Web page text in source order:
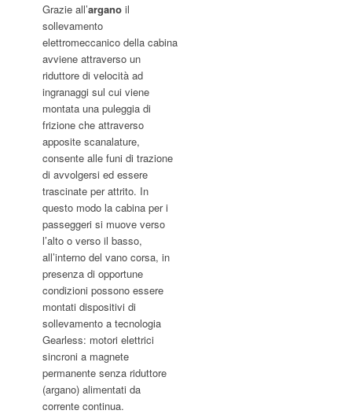
Grazie all’argano il
sollevamento
elettromeccanico della cabina
avviene attraverso un
riduttore di velocità ad
ingranaggi sul cui viene
montata una puleggia di
frizione che attraverso
apposite scanalature,
consente alle funi di trazione
di avvolgersi ed essere
trascinate per attrito. In
questo modo la cabina per i
passeggeri si muove verso
l’alto o verso il basso,
all’interno del vano corsa, in
presenza di opportune
condizioni possono essere
montati dispositivi di
sollevamento a tecnologia
Gearless: motori elettrici
sincroni a magnete
permanente senza riduttore
(argano) alimentati da
corrente continua.